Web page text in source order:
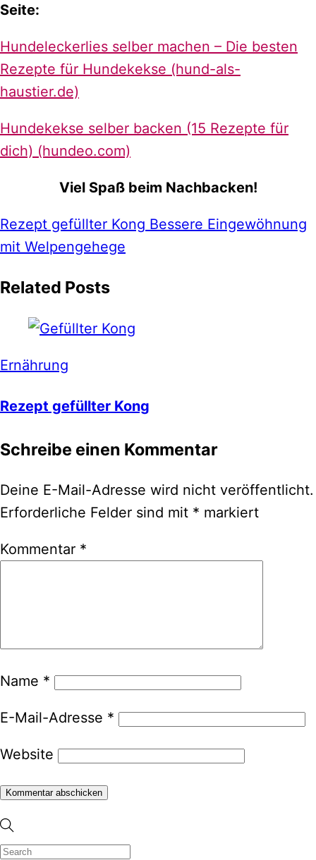
Seite:
Hundeleckerlies selber machen – Die besten
Rezepte für Hundekekse (hund-als-
haustier.de)
Hundekekse selber backen (15 Rezepte für
dich) (hundeo.com)
Viel Spaß beim Nachbacken!
Rezept gefüllter Kong Bessere Eingewöhnung
mit Welpengehege
Related Posts
Ernährung
Rezept gefüllter Kong
Schreibe einen Kommentar
Deine E-Mail-Adresse wird nicht veröffentlicht.
Erforderliche Felder sind mit * markiert
Kommentar *
Name *
E-Mail-Adresse *
Website